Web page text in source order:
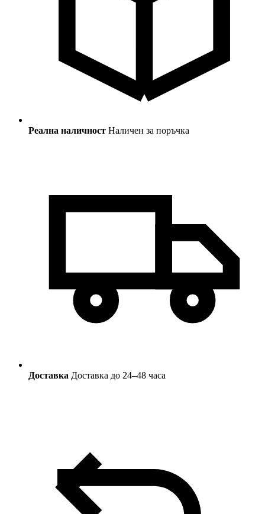
Реална наличност Наличен за поръчка
Доставка Доставка до 24–48 часа